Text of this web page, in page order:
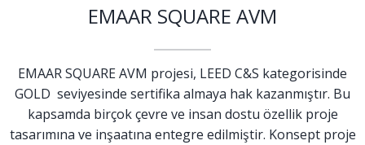
EMAAR SQUARE AVM
EMAAR SQUARE AVM projesi, LEED C&S kategorisinde
GOLD seviyesinde sertifika almaya hak kazanmıştır. Bu
kapsamda birçok çevre ve insan dostu özellik proje
tasarımına ve inşaatına entegre edilmiştir. Konsept proje